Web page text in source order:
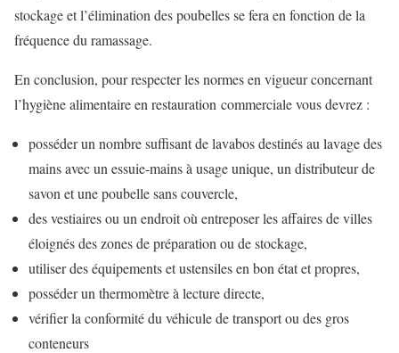
stockage et l’élimination des poubelles se fera en fonction de la
fréquence du ramassage.
En conclusion, pour respecter les normes en vigueur concernant
l’hygiène alimentaire en restauration commerciale vous devrez :
posséder un nombre suffisant de lavabos destinés au lavage des
mains avec un essuie-mains à usage unique, un distributeur de
savon et une poubelle sans couvercle,
des vestiaires ou un endroit où entreposer les affaires de villes
éloignés des zones de préparation ou de stockage,
utiliser des équipements et ustensiles en bon état et propres,
posséder un thermomètre à lecture directe,
vérifier la conformité du véhicule de transport ou des gros
conteneurs